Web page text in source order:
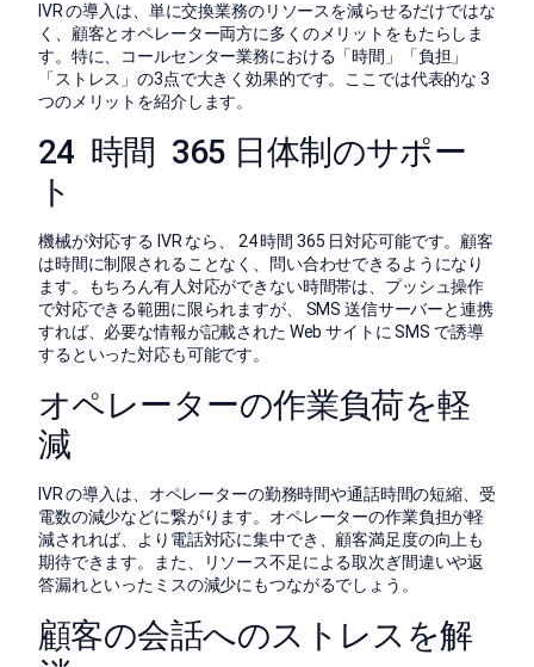
IVR の導入は、単に交換業務のリソースを減らせるだけではな
く、顧客とオペレーター両方に多くのメリットをもたらしま
す。特に、コールセンター業務における「時間」「負担」
「ストレス」の3点で大きく効果的です。ここでは代表的な 3
つのメリットを紹介します。
24 時間 365 日体制のサポー
ト
機械が対応する IVR なら、 24 時間 365 日対応可能です。顧客
は時間に制限されることなく、問い合わせできるようになり
ます。もちろん有人対応ができない時間帯は、プッシュ操作
で対応できる範囲に限られますが、 SMS 送信サーバーと連携
すれば、必要な情報が記載された Web サイトに SMS で誘導
するといった対応も可能です。
オペレーターの作業負荷を軽
減
IVR の導入は、オペレーターの勤務時間や通話時間の短縮、受
電数の減少などに繋がります。オペレーターの作業負担が軽
減されれば、より電話対応に集中でき、顧客満足度の向上も
期待できます。また、リソース不足による取次ぎ間違いや返
答漏れといったミスの減少にもつながるでしょう。
顧客の会話へのストレスを解